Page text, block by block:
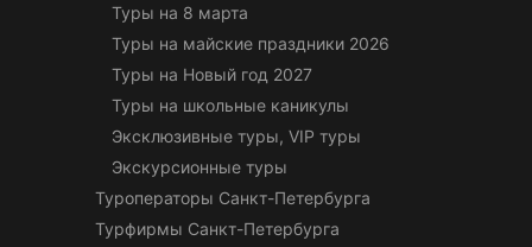
Туры на 8 марта
Туры на майские праздники 2026
Туры на Новый год 2027
Туры на школьные каникулы
Эксклюзивные туры, VIP туры
Экскурсионные туры
Туроператоры Санкт-Петербурга
Турфирмы Санкт-Петербурга